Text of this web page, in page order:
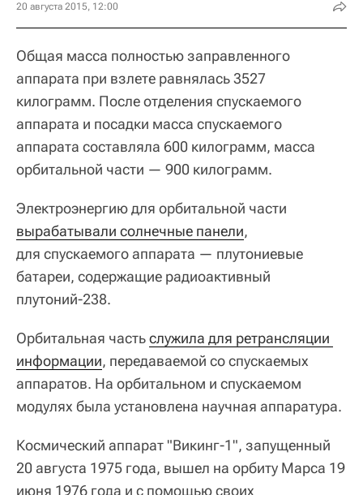
20 августа 2015, 12:00
Общая масса полностью заправленного
аппарата при взлете равнялась 3527
килограмм. После отделения спускаемого
аппарата и посадки масса спускаемого
аппарата составляла 600 килограмм, масса
орбитальной части — 900 килограмм.
Электроэнергию для орбитальной части
вырабатывали солнечные панели,
для спускаемого аппарата — плутониевые
батареи, содержащие радиоактивный
плутоний-238.
Орбитальная частьслужила для ретрансляции
информации, передаваемой со спускаемых
аппаратов. На орбитальном и спускаемом
модулях была установлена научная аппаратура.
Космический аппарат "Викинг-1", запущенный
20 августа 1975 года, вышел на орбиту Марса 19
июня 1976 года и с помощью своих